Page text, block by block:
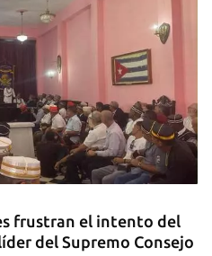
frustran el intento del
del Supremo Consejo